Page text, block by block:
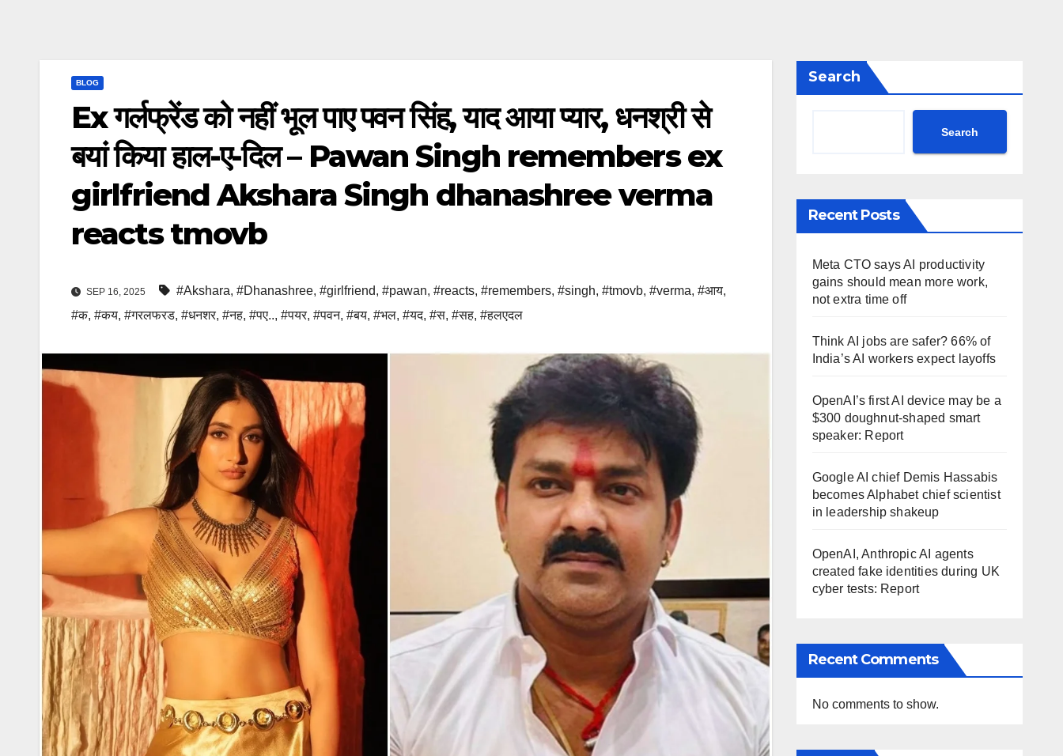
BLOG
Ex गर्लफ्रेंड को नहीं भूल पाए पवन सिंह, याद आया प्यार, धनश्री से
बयां किया हाल-ए-दिल – Pawan Singh remembers ex
girlfriend Akshara Singh dhanashree verma
reacts tmovb
SEP 16, 2025 #Akshara, #Dhanashree, #girlfriend, #pawan, #reacts, #remembers, #singh, #tmovb, #verma, #आय,
#क, #कय, #गरलफरड, #धनशर, #नह, #पए.., #पयर, #पवन, #बय, #भल, #यद, #स, #सह, #हलएदल
Search
Search
Recent Posts
Meta CTO says AI productivity
gains should mean more work,
not extra time off
Think AI jobs are safer? 66% of
India’s AI workers expect layoffs
OpenAI’s first AI device may be a
$300 doughnut-shaped smart
speaker: Report
Google AI chief Demis Hassabis
becomes Alphabet chief scientist
in leadership shakeup
OpenAI, Anthropic AI agents
created fake identities during UK
cyber tests: Report
Recent Comments
No comments to show.